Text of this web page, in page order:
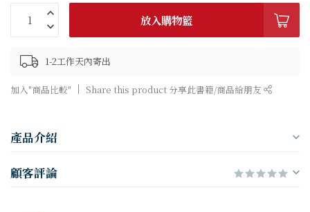
放入購物籃
1-2工作天內寄出
加入"商品比較" Share this product 分享此書籍/商品給朋友
產品介紹
顧客評論